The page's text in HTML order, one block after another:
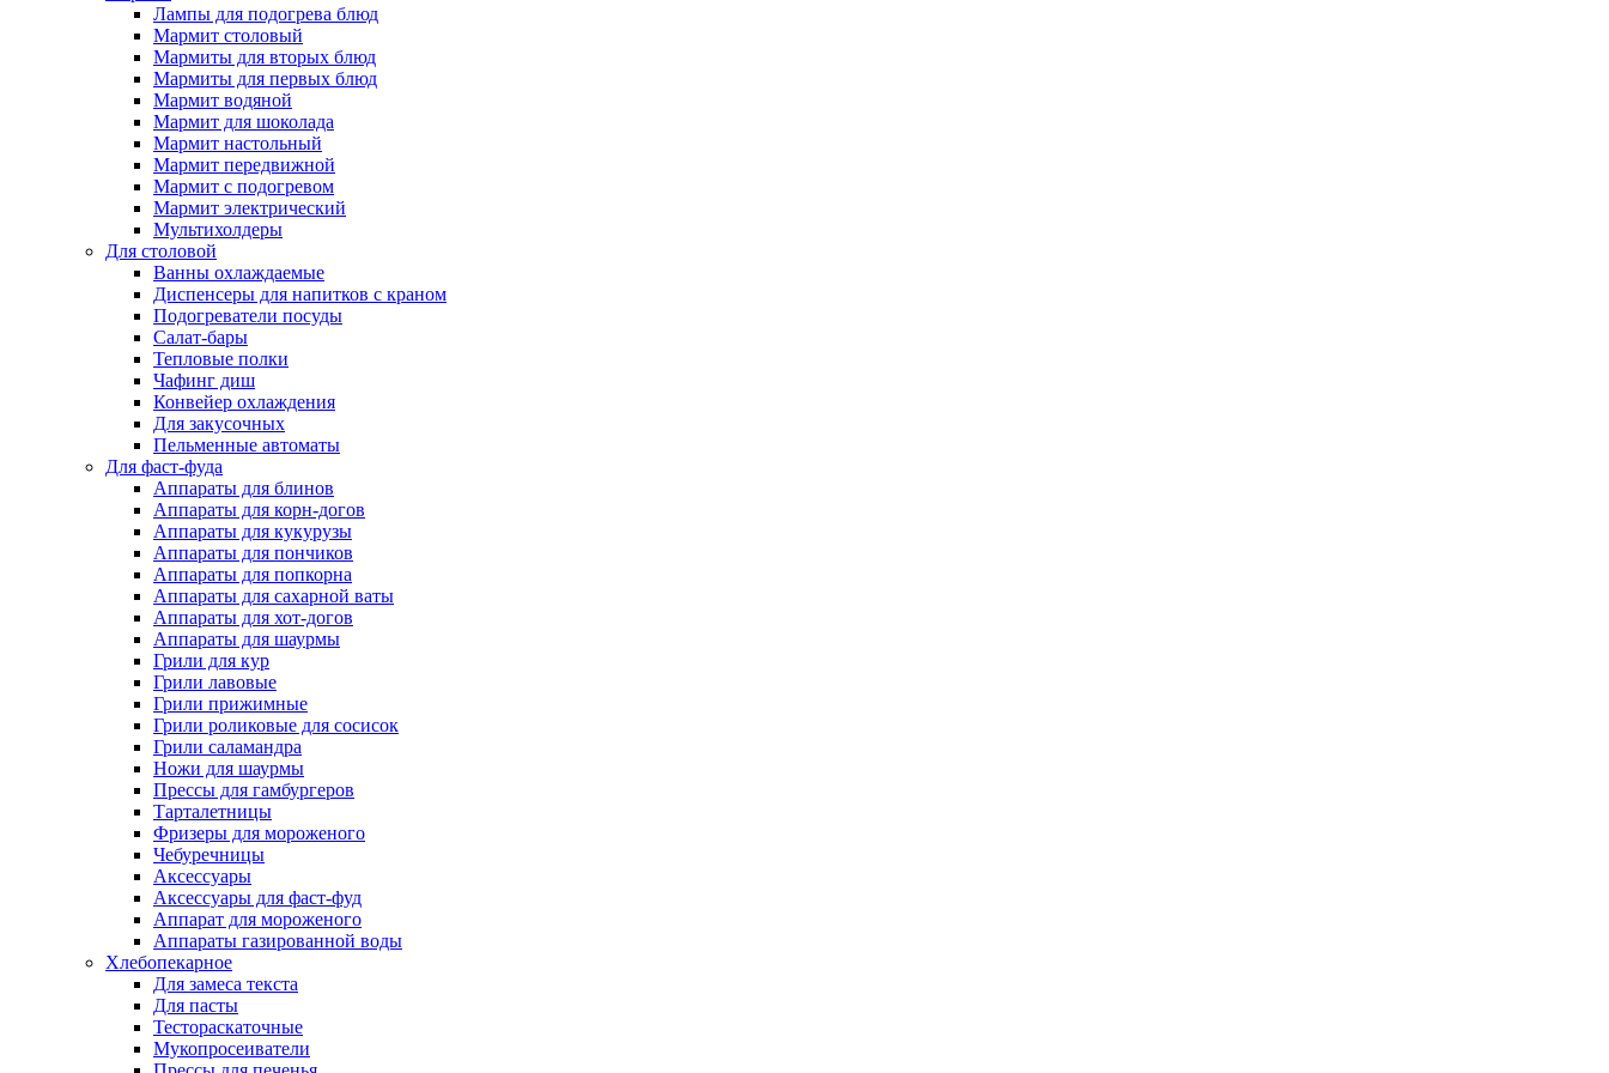
Лампы для подогрева блюд
Мармит столовый
Мармиты для вторых блюд
Мармиты для первых блюд
Мармит водяной
Мармит для шоколада
Мармит настольный
Мармит передвижной
Мармит с подогревом
Мармит электрический
Мультихолдеры
Для столовой
Ванны охлаждаемые
Диспенсеры для напитков с краном
Подогреватели посуды
Салат-бары
Тепловые полки
Чафинг диш
Конвейер охлаждения
Для закусочных
Пельменные автоматы
Для фаст-фуда
Аппараты для блинов
Аппараты для корн-догов
Аппараты для кукурузы
Аппараты для пончиков
Аппараты для попкорна
Аппараты для сахарной ваты
Аппараты для хот-догов
Аппараты для шаурмы
Грили для кур
Грили лавовые
Грили прижимные
Грили роликовые для сосисок
Грили саламандра
Ножи для шаурмы
Прессы для гамбургеров
Тарталетницы
Фризеры для мороженого
Чебуречницы
Аксессуары
Аксессуары для фаст-фуд
Аппарат для мороженого
Аппараты газированной воды
Хлебопекарное
Для замеса текста
Для пасты
Тестораскаточные
Мукопросеиватели